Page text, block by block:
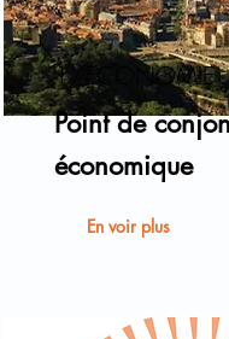
1/ÉCONOMIE
Point de
économique
En voir plus